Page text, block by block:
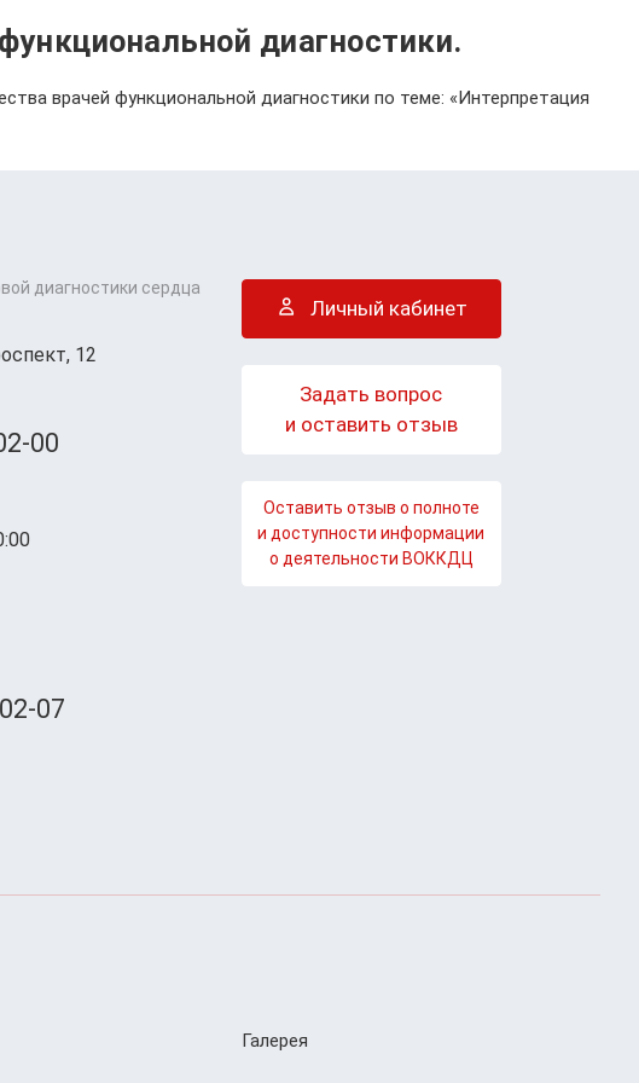
диагностики.
врачей функциональной диагностики по теме: «Интерпретация
диагностики сердца
12
00
07
Личный кабинет
Задать вопрос
и оставить отзыв
Оставить отзыв о полноте
и доступности информации
о деятельности ВОККДЦ
Галерея